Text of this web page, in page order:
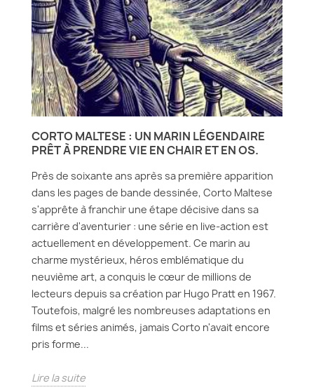
CORTO MALTESE : UN MARIN LÉGENDAIRE
PRÊT À PRENDRE VIE EN CHAIR ET EN OS.
Près de soixante ans après sa première apparition
dans les pages de bande dessinée, Corto Maltese
s'apprête à franchir une étape décisive dans sa
carrière d'aventurier : une série en live-action est
actuellement en développement. Ce marin au
charme mystérieux, héros emblématique du
neuvième art, a conquis le cœur de millions de
lecteurs depuis sa création par Hugo Pratt en 1967.
Toutefois, malgré les nombreuses adaptations en
films et séries animés, jamais Corto n'avait encore
pris forme...
Lire la suite